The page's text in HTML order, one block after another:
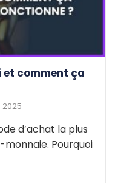
et comment ça
2025
d’achat la plus
Pourquoi